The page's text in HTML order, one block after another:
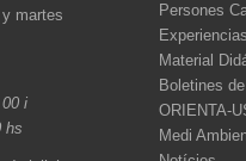
martes
i
hs
Persones
Material
Boletines
ORIENTA-
Medi